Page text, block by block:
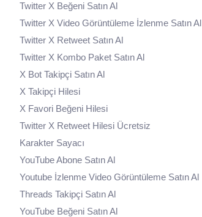
Twitter X Beğeni Satın Al
Twitter X Video Görüntüleme İzlenme Satın Al
Twitter X Retweet Satın Al
Twitter X Kombo Paket Satın Al
X Bot Takipçi Satın Al
X Takipçi Hilesi
X Favori Beğeni Hilesi
Twitter X Retweet Hilesi Ücretsiz
Karakter Sayacı
YouTube Abone Satın Al
Youtube İzlenme Video Görüntüleme Satın Al
Threads Takipçi Satın Al
YouTube Beğeni Satın Al